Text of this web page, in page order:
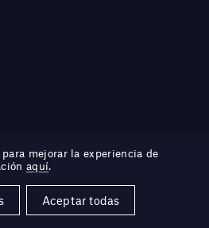
mejorar la experiencia de
aquí.
Aceptar todas